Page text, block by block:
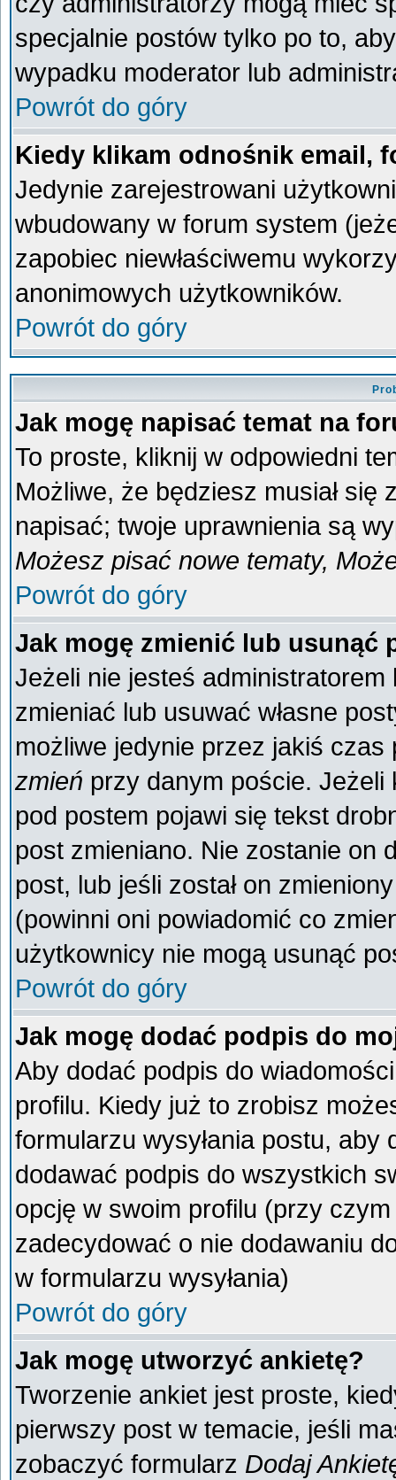
specjalnie postów tylko po to,
wypadku moderator lub
Powrót do góry
Kiedy klikam odnośnik email,
Jedynie zarejestrowani
wbudowany w forum system
zapobiec niewłaściwemu
anonimowych użytkowników.
Powrót do góry
Jak mogę napisać temat na
To proste, kliknij w odpowiedni
Możliwe, że będziesz musiał się
napisać; twoje uprawnienia są
Możesz pisać nowe tematy,
Powrót do góry
Jak mogę zmienić lub usunąć
Jeżeli nie jesteś
zmieniać lub usuwać własne
możliwe jedynie przez jakiś
zmień przy danym poście. Jeżeli
pod postem pojawi się tekst
post zmieniano. Nie zostanie on
post, lub jeśli został on
(powinni oni powiadomić co
użytkownicy nie mogą usunąć
Powrót do góry
Jak mogę dodać podpis do
Aby dodać podpis do
profilu. Kiedy już to zrobisz
formularzu wysyłania postu,
dodawać podpis do wszystkich
opcję w swoim profilu (przy
zadecydować o nie dodawaniu
w formularzu wysyłania)
Powrót do góry
Jak mogę utworzyć ankietę?
Tworzenie ankiet jest proste,
pierwszy post w temacie, jeśli
zobaczyć formularz Dodaj